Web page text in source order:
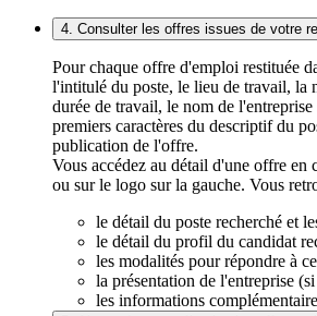
4. Consulter les offres issues de votre
Pour chaque offre d'emploi restituée
l'intitulé du poste, le lieu de travail, la
durée de travail, le nom de
premiers caractères du descriptif du
publication de l'offre.
Vous accédez au détail d'une offre en
ou sur le logo sur la gauche. Vous
le détail du poste recherché et
le détail du profil du candidat
les modalités pour répondre à
la présentation de l'entreprise
les informations